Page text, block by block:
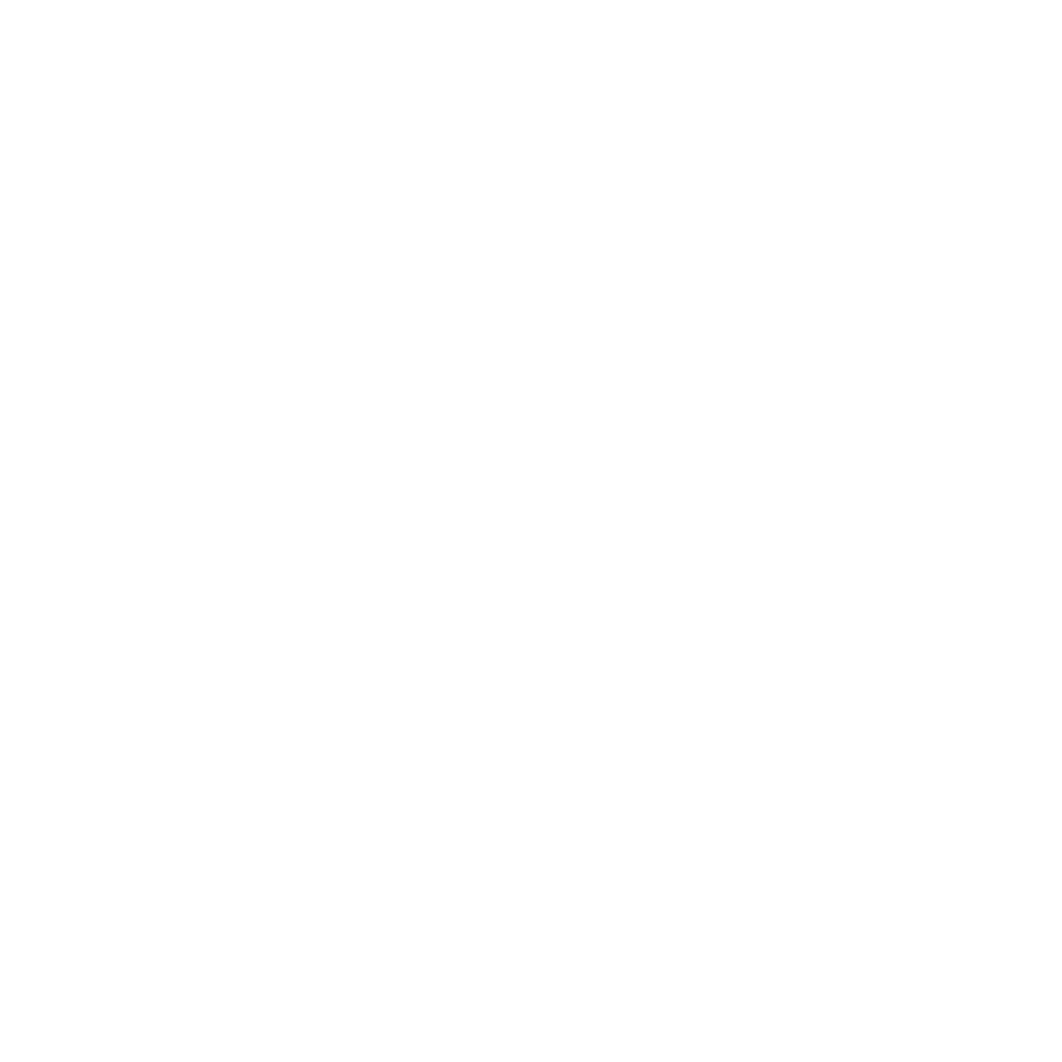
zu versuchen eine persönliche Bestzeit aufzustellen. Bestzeiten wurden es nicht, aber in Pfungstadt hatte ich
oder gar nicht an den Start gingen und ich die AKL gewann. In Saarlouis hatte ich mit brutal viel
Hier fehlten mir dann am Ende drei Sekunden auf eine neue Bestzeit.
an der Deutschen Meisterschaft im 10 Kilometer Straßenlauf in Bad Liebenzell werden. Und da diese auch
musste, war das ideal für mich. Aber leider konnte ich im Vorfeld dazu nur sehr wenig dafür trainieren. Ich hatte
zu reißen. Und die äußeren Bedingungen waren am Ende auch nicht ideal. Wir Senioren durften dann als letztes
uns versuchen. Eigentlich gibt es auf dieser Strecke, also dem Kurs mit 4×2,5 km keine technischen
Tag waren für die meisten keine Bestzeiten drin. Ich kämpfte mich wie viele andere so mehr schlecht als recht
der in seiner Altersklasse M45 den dritten Platz erreichte und aufs Podium sprang.
um an deren Abendsportfest teilzunehmen. Zum ersten Mal in meiner Läuferkarriere wurde eine
abgebrochen und nicht mehr fortgesetzt. Die längeren Läufe mit mir fanden nicht mehr statt. Es war wirklich
Veranstalter keine andere Wahl als abzubrechen.
in Fellbach. Nach langer Pause wurde er wieder mal ausgetragen. In mehreren Runden geht es um die
werden. Läufe über die 7,5 km Distanz werden selten angeboten und die wenigen Möglichkeiten hier
Ich wollte diesmal aufs Podest laufen, nachdem ich es 2019 noch knapp verpasst hatte. Es war zwar auch
Es lief auch richtig gut bei mir und ich sprang dann auf Platz 3 in meiner Altersklasse.
in Bad Wildbad die nächste Meisterschaft an, die Baden-Württembergischen Meisterschafen auf dem
Laufgefühl hatte, wollte ich mich besser präsentieren als bei der DM. Die Strecke ist eigentlich schwieriger zu
bei mir. Ich konnte doch den einen oder anderen diesmal hinter mir lassen, die noch bei der DM vor mir lagen.
auf den Weg nach Eibelshausen zwischen Westerwald und Siegerland gelegen. Runde 310 Kilometer Anfahrt
über 10.000 m des Dillkreises teil. Ich wollte versuchen meine Bestzeit nochmals zu
Distanz noch was zu verbessern. Hat nicht ganz geklappt weil ich die ersten Runden zu verhalten angegangen bin.
Anfahrt noch einen schönen Rucksack mit auf den Nachhauseweg.
zu deren Herbstlauf. Da fand vor einigen Jahren auch mal die BW-Meisterschaft im Waldlauf statt und einige
ich bin dort fast jedes Jahr am Start. Mir liegt die Strecke dort und diesmal wollte ich unbedingt aufs Podest
wurde Zweiter der M60. Belohnt wurde das mit einem riesigen Obst-und-Gemüsekorb von einer lokalen Gärtnerei,